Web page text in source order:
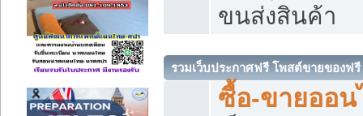
ขนส่งสินค้า
รวมเว็บประกาศฟรี โพสต์ขายของฟรี
ซื้อ-ขายออน